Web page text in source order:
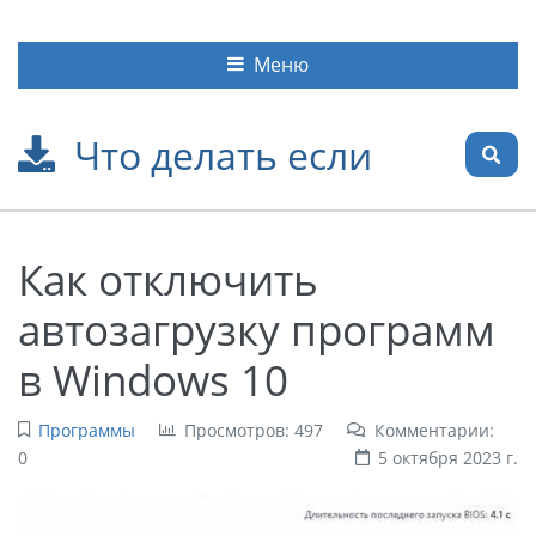
Что делать если
Меню
Как отключить
автозагрузку программ
в Windows 10
Программы Просмотров: 497
Комментарии:
0
5 октября 2023 г.